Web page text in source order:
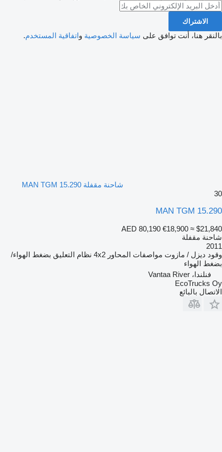
الاشتراك
بالنقر هنا، أنت توافق على سياسة الخصوصية واتفاقية المستخدم.
شاحنة مقفلة MAN TGM 15.290
30
MAN TGM 15.290
AED 80,190 €18,900 ≈ $21,840
شاحنة مقفلة
2011
وقود ديزل / مازوت مواصفات المحاور 4x2 نظام التعليق بضغط الهواء/
بضغط الهواء
فنلندا، Vantaa River
EcoTrucks Oy
الاتصال بالبائع